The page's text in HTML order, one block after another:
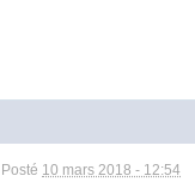
Posté 10 mars 2018 - 12:54